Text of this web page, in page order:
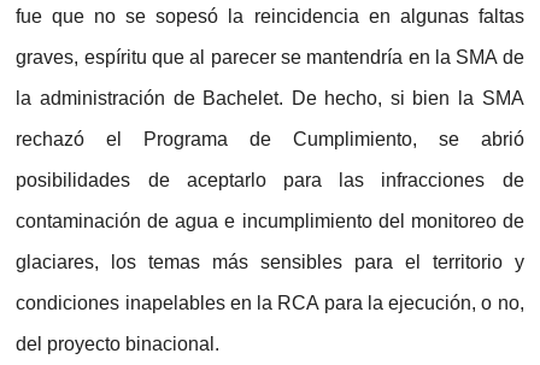
fue que no se sopesó la reincidencia en algunas faltas
graves, espíritu que al parecer se mantendría en la SMA de
la administración de Bachelet. De hecho, si bien la SMA
rechazó el Programa de Cumplimiento, se abrió
posibilidades de aceptarlo para las infracciones de
contaminación de agua e incumplimiento del monitoreo de
glaciares, los temas más sensibles para el territorio y
condiciones inapelables en la RCA para la ejecución, o no,
del proyecto binacional.